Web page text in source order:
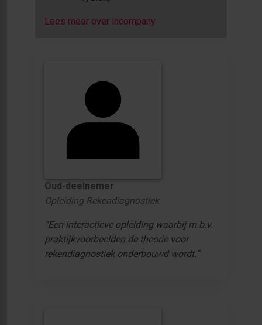
Lees meer over incompany
Oud-deelnemer
Opleiding Rekendiagnostiek
“Een interactieve opleiding waarbij m.b.v.
praktijkvoorbeelden de theorie voor
rekendiagnostiek onderbouwd wordt.”